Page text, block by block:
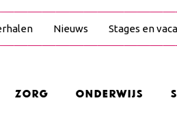
Nieuws Stages en
Zorg Onderwijs